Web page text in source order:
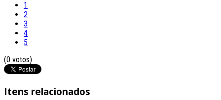
1
2
3
4
5
(0 votos)
Itens relacionados